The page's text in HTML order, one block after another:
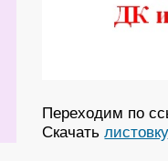
Переходим по
Скачатьлистовку